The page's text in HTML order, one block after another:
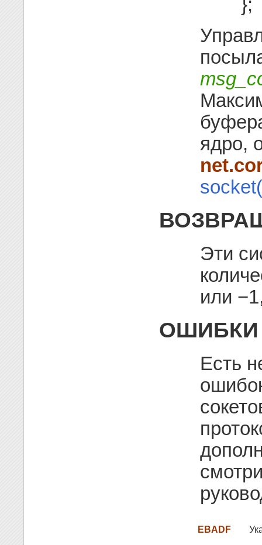
};
ядро,
Эти
или
ОШИБКИ
Есть
EBADF